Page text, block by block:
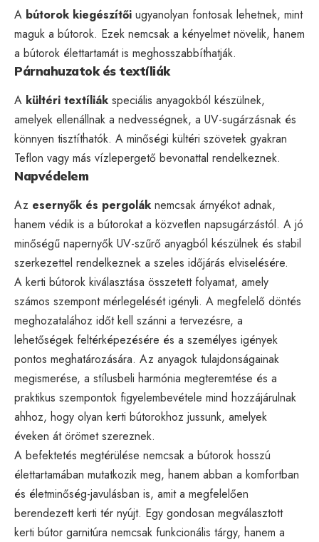
A bútorok kiegészítői ugyanolyan fontosak lehetnek, mint
maguk a bútorok. Ezek nemcsak a kényelmet növelik, hanem
a bútorok élettartamát is meghosszabbíthatják.
Párnahuzatok és textíliák
A kültéri textíliák speciális anyagokból készülnek,
amelyek ellenállnak a nedvességnek, a UV-sugárzásnak és
könnyen tisztíthatók. A minőségi kültéri szövetek gyakran
Teflon vagy más vízlepergető bevonattal rendelkeznek.
Napvédelem
Az esernyők és pergolák nemcsak árnyékot adnak,
hanem védik is a bútorokat a közvetlen napsugárzástól. A jó
minőségű napernyők UV-szűrő anyagból készülnek és stabil
szerkezettel rendelkeznek a szeles időjárás elviselésére.
A kerti bútorok kiválasztása összetett folyamat, amely
számos szempont mérlegelését igényli. A megfelelő döntés
meghozatalához időt kell szánni a tervezésre, a
lehetőségek feltérképezésére és a személyes igények
pontos meghatározására. Az anyagok tulajdonságainak
megismerése, a stílusbeli harmónia megteremtése és a
praktikus szempontok figyelembevétele mind hozzájárulnak
ahhoz, hogy olyan kerti bútorokhoz jussunk, amelyek
éveken át örömet szereznek.
A befektetés megtérülése nemcsak a bútorok hosszú
élettartamában mutatkozik meg, hanem abban a komfortban
és életminőség-javulásban is, amit a megfelelően
berendezett kerti tér nyújt. Egy gondosan megválasztott
kerti bútor garnitúra nemcsak funkcionális tárgy, hanem a